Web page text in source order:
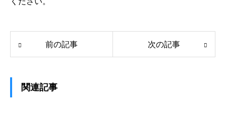
前の記事 次の記事
関連記事